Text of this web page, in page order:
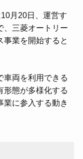
月20日、運営す
、三菱オートリー
事業を開始すると
車両を利用できる
形態が多様化する
業に参入する動き